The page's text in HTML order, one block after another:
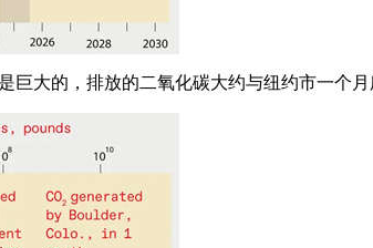
大的，排放的二氧化碳大约与纽约市一个月